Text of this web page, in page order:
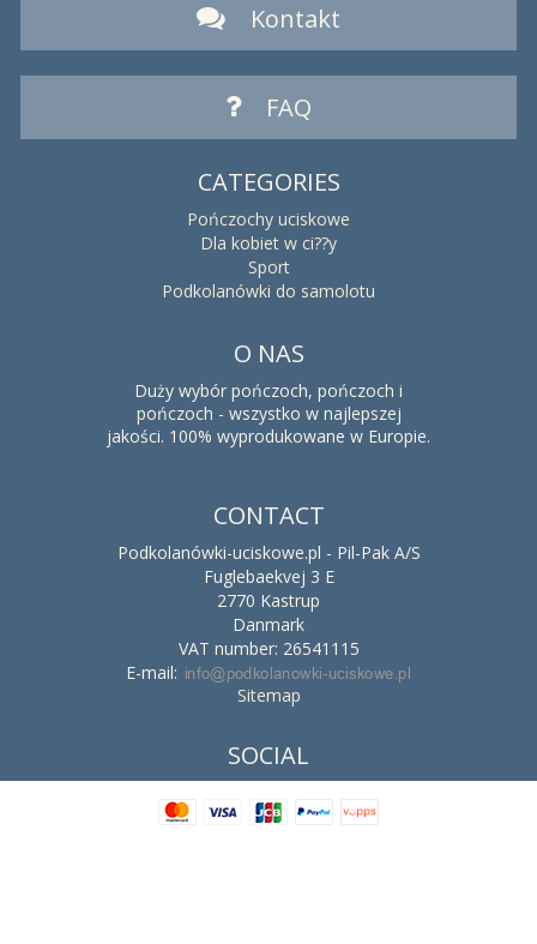
Kontakt
FAQ
CATEGORIES
Pończochy uciskowe
Dla kobiet w ci??y
Sport
Podkolanówki do samolotu
O NAS
Duży wybór pończoch, pończoch i
pończoch - wszystko w najlepszej
jakości. 100% wyprodukowane w Europie.
CONTACT
Podkolanówki-uciskowe.pl - Pil-Pak A/S
Fuglebaekvej 3 E
2770 Kastrup
Danmark
VAT number: 26541115
E-mail:
Sitemap
SOCIAL